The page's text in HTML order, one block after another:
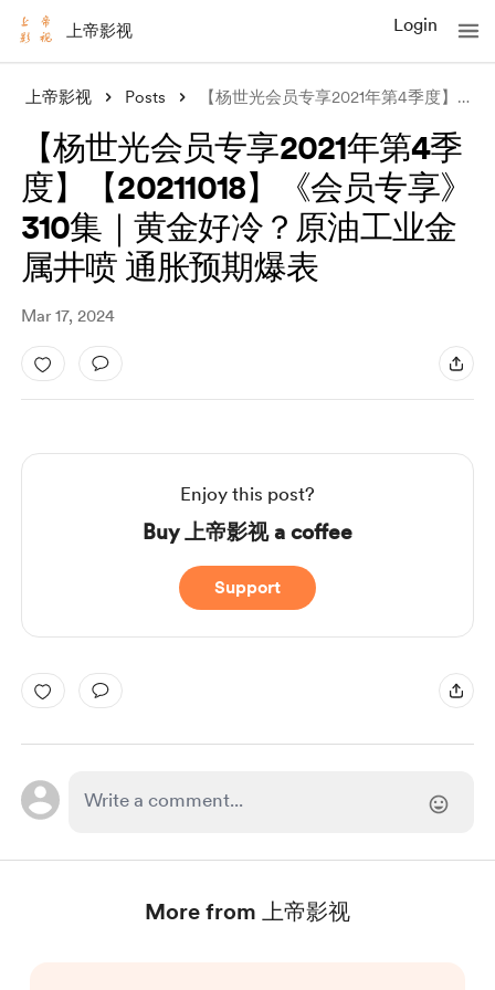
上帝影视 Login
上帝影视 Posts 【杨世光会员专享2021年第4季度】【20211018】《会员专享》310集｜黄
【杨世光会员专享2021年第4季
度】【20211018】《会员专享》
310集｜黄金好冷？原油工业金
属井喷 通胀预期爆表
Mar 17, 2024
Enjoy this post?
Buy 上帝影视 a coffee
Support
More from 上帝影视